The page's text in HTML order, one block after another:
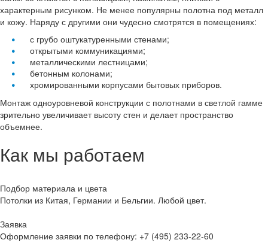
характерным рисунком. Не менее популярны полотна под металл
и кожу. Наряду с другими они чудесно смотрятся в помещениях:
с грубо оштукатуренными стенами;
открытыми коммуникациями;
металлическими лестницами;
бетонным колонами;
хромированными корпусами бытовых приборов.
Монтаж одноуровневой конструкции с полотнами в светлой гамме
зрительно увеличивает высоту стен и делает пространство
объемнее.
Как мы работаем
Подбор материала и цвета
Потолки из Китая, Германии и Бельгии. Любой цвет.
Заявка
Оформление заявки по телефону: +7 (495) 233-22-60